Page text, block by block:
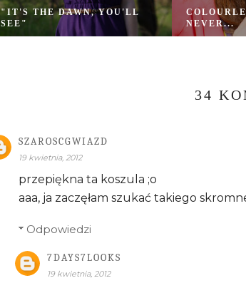
"IT'S THE DAWN, YOU'LL
SEE"
NEVER...
34
SZAROSCGWIAZD
19 kwietnia, 2012
przepiękna ta koszula ;o
aaa, ja zaczęłam szukać takiego
Odpowiedzi
7DAYS7LOOKS
19 kwietnia, 2012